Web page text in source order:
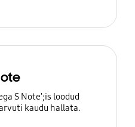
S Note';is loodud
kaudu hallata.